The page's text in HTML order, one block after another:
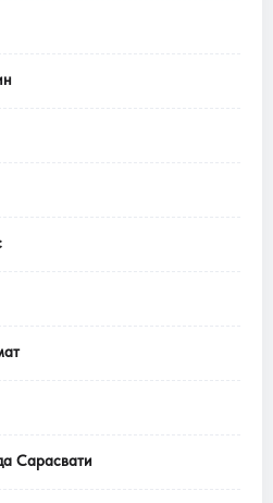
Сарасвати